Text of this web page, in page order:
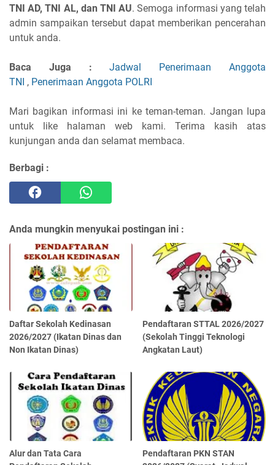
TNI AD, TNI AL, dan TNI AU. Semoga informasi yang telah
admin sampaikan tersebut dapat memberikan pencerahan
untuk anda.
Baca Juga :
Jadwal Penerimaan Anggota
TNI , Penerimaan Anggota POLRI
Mari bagikan informasi ini ke teman-teman. Jangan lupa
untuk like halaman web kami. Terima kasih atas
kunjungan anda dan selamat membaca.
Berbagi :
Anda mungkin menyukai postingan ini :
Daftar Sekolah Kedinasan
2026/2027 (Ikatan Dinas dan
Non Ikatan Dinas)
Pendaftaran STTAL 2026/2027
(Sekolah Tinggi Teknologi
Angkatan Laut)
Alur dan Tata Cara
Pendaftaran PKN STAN